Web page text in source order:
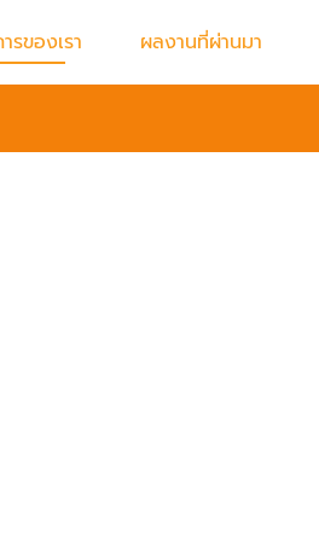
รของเรา ผลงานที่ผ่านมา